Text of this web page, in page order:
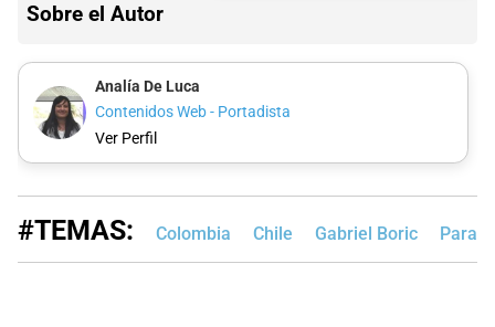
Sobre el Autor
Analía De Luca
Contenidos Web - Portadista
Ver Perfil
#TEMAS: Colombia Chile Gabriel Boric